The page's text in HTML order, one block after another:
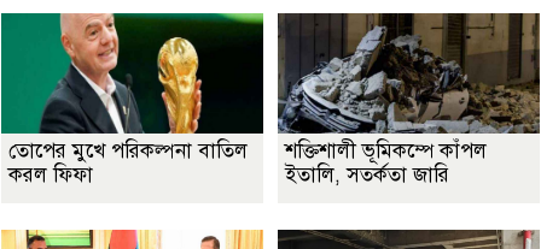
তোপের মুখে পরিকল্পনা বাতিল
করল ফিফা
শক্তিশালী ভূমিকম্পে কাঁপল
ইতালি, সতর্কতা জারি